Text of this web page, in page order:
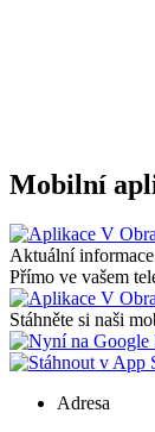
Mobilní
Aktuální informace
Přímo ve vašem
Stáhněte si naši
Adresa